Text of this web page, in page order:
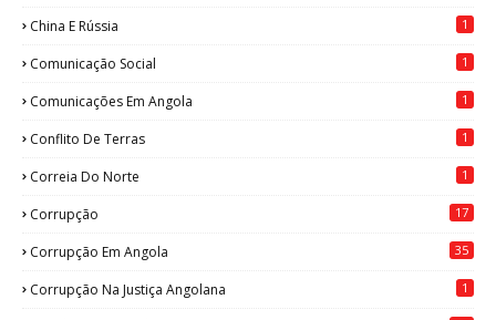
China E Rússia 1
Comunicação Social 1
Comunicações Em Angola 1
Conflito De Terras 1
Correia Do Norte 1
Corrupção 17
Corrupção Em Angola 35
Corrupção Na Justiça Angolana 1